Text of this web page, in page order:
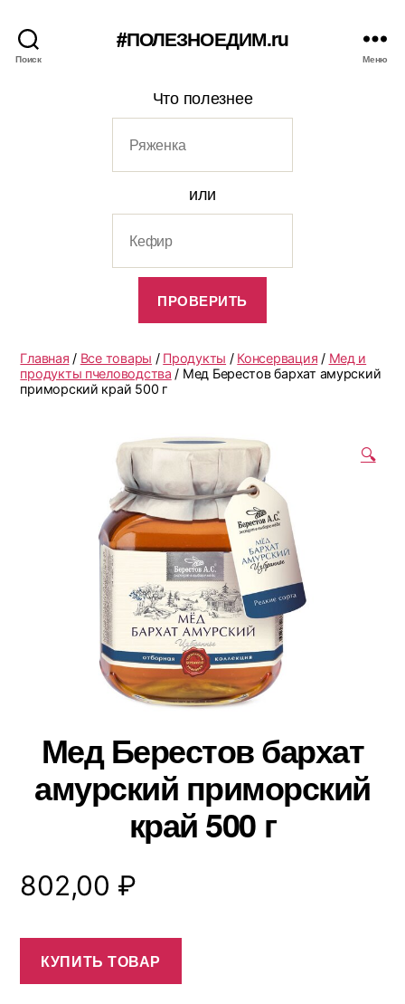
Поиск
#ПОЛЕЗНОЕДИМ.ru
Меню
Что полезнее
или
Главная / Все товары / Продукты / Консервация / Мед и
продукты пчеловодства / Мед Берестов бархат амурский
приморский край 500 г
🔍
Мед Берестов бархат
амурский приморский
край 500 г
802,00 ₽
КУПИТЬ ТОВАР